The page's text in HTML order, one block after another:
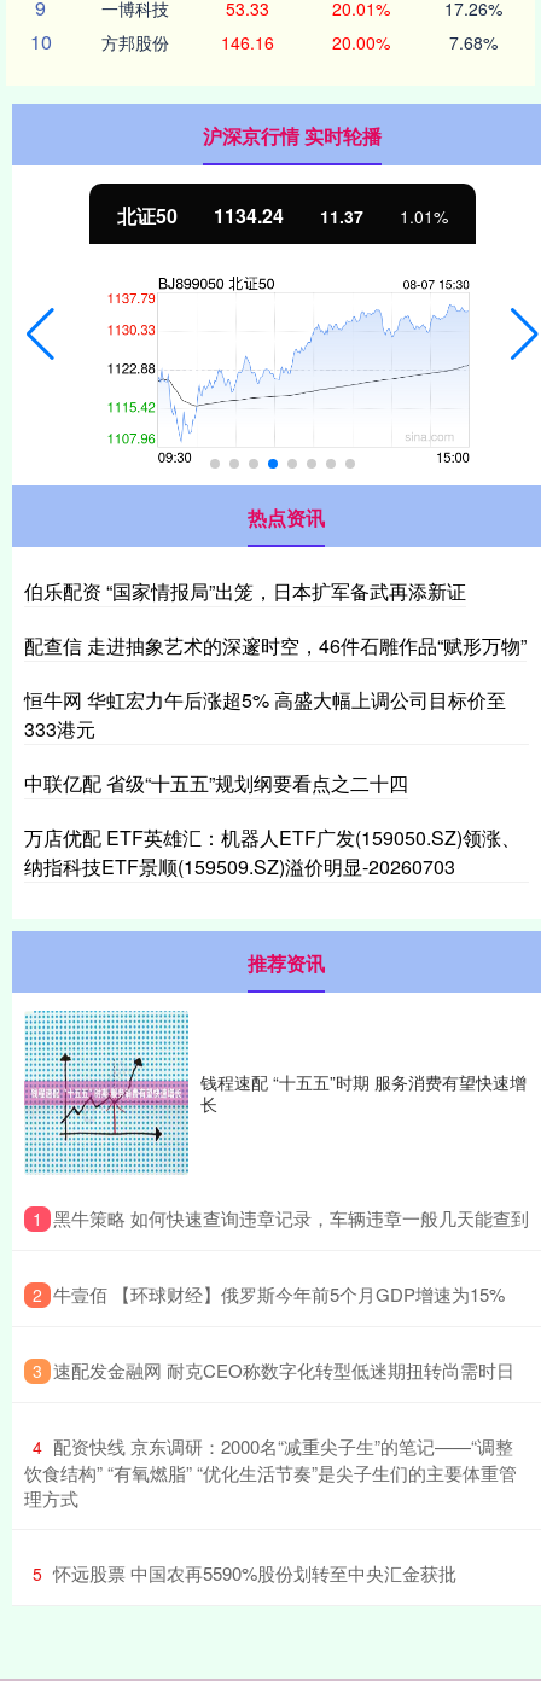
9 一博科技 53.33 20.01% 17.26%
10 方邦股份 146.16 20.00% 7.68%
沪深京行情 实时轮播
北证50 1134.24 11.37 1.01%
热点资讯
伯乐配资 “国家情报局”出笼，日本扩军备武再添新证
配查信 走进抽象艺术的深邃时空，46件石雕作品“赋形万物”
恒牛网 华虹宏力午后涨超5% 高盛大幅上调公司目标价至
333港元
中联亿配 省级“十五五”规划纲要看点之二十四
万店优配 ETF英雄汇：机器人ETF广发(159050.SZ)领涨、
纳指科技ETF景顺(159509.SZ)溢价明显-20260703
推荐资讯
钱程速配 “十五五”时期 服务消费有望快速增
长
1 ​黑牛策略 如何快速查询违章记录，车辆违章一般几天能查到
2 ​牛壹佰 【环球财经】俄罗斯今年前5个月GDP增速为15%
3 ​速配发金融网 耐克CEO称数字化转型低迷期扭转尚需时日
4 ​配资快线 京东调研：2000名“减重尖子生”的笔记——“调整
饮食结构” “有氧燃脂”​ “优化生活节奏”​是尖子生们的主要体重管
理方式
5 ​怀远股票 中国农再5590%股份划转至中央汇金获批